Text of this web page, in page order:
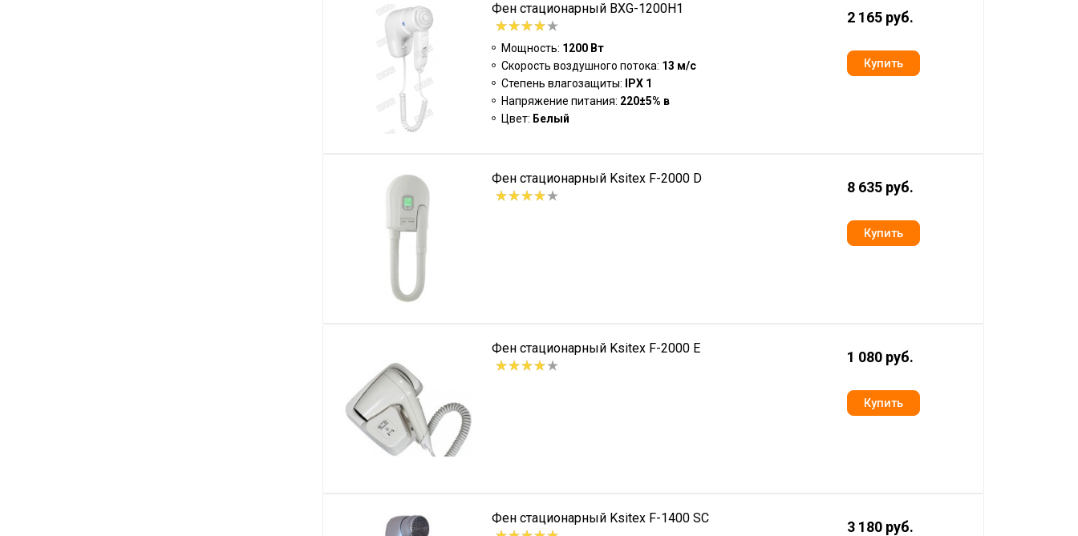
Фен стационарный BXG-1200H1
Мощность: 1200 Вт
Скорость воздушного потока: 13 м/с
Степень влагозащиты:
IPX 1
Напряжение питания: 220±5% в
Цвет: Белый
2 165 руб.
Фен стационарный Ksitex F-2000 D
8 635 руб.
Фен стационарный Ksitex F-2000 E
1 080 руб.
Фен стационарный Ksitex F-1400 SC
3 180 руб.